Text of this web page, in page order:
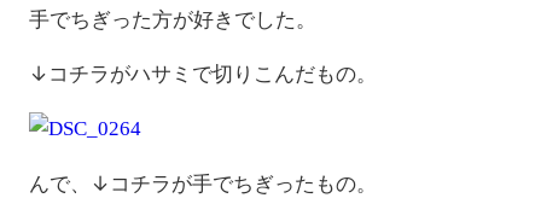
手でちぎった方が好きでした。
↓コチラがハサミで切りこんだもの。
んで、↓コチラが手でちぎったもの。